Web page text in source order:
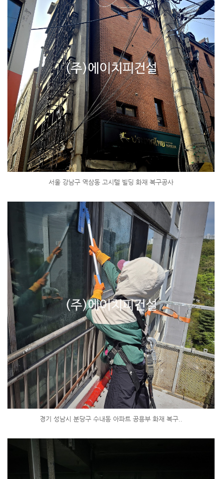
서울 강남구 역삼동 고시텔 빌딩 화재 복구공사
경기 성남시 분당구 수내동 아파트 공용부 화재 복구..